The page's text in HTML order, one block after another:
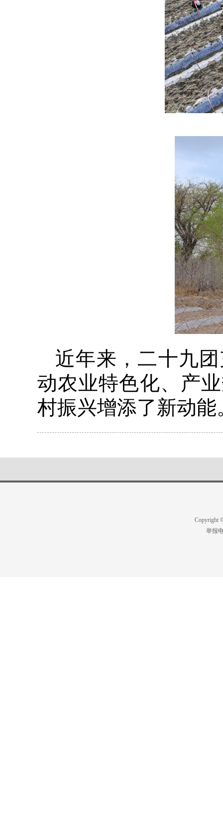
近年来，二十九
动农业特色化、产
村振兴增添了新动能
Copyright
举报